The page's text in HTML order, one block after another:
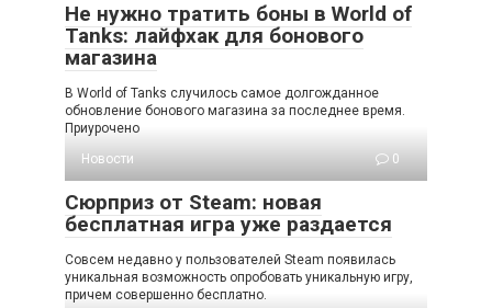
Не нужно тратить боны в World of
Tanks: лайфхак для бонового
магазина
В World of Tanks случилось самое долгожданное
обновление бонового магазина за последнее время.
Приурочено
Новости
0
Сюрприз от Steam: новая
бесплатная игра уже раздается
Совсем недавно у пользователей Steam появилась
уникальная возможность опробовать уникальную игру,
причем совершенно бесплатно.